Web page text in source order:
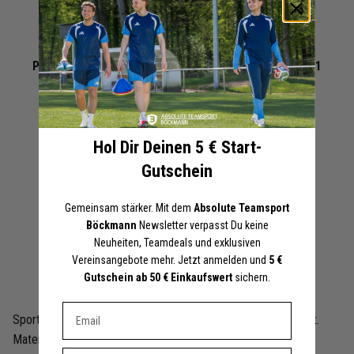
Pokal inklusiv 30 Buchstaben Gravur silber blau P0001
Grau
Zum
Anfang
der
Bildergalerie
springen
+ 9 Interessenten
19,95 €
Online-Preise können von den Filialpreisen abweichen
In den Warenkorb legen
BESCHREIBUNG DETAILS
Sport-Pokal, inklusiv 30 Buchstaben Gravur. Gravurmöglichkeit.
Material: Metall. Farbe: silber/blau.
Marke:
Diverse
Angaben zur Produktsicherheit:Herstellerinformationen:
Hol Dir Deinen 5 € Start-
Gutschein
Gemeinsam stärker. Mit dem Absolute Teamsport
Böckmann Newsletter verpasst Du keine
Neuheiten, Teamdeals und exklusiven
Vereinsangebote mehr. Jetzt anmelden und 5 €
Gutschein ab 50 € Einkaufswert sichern.